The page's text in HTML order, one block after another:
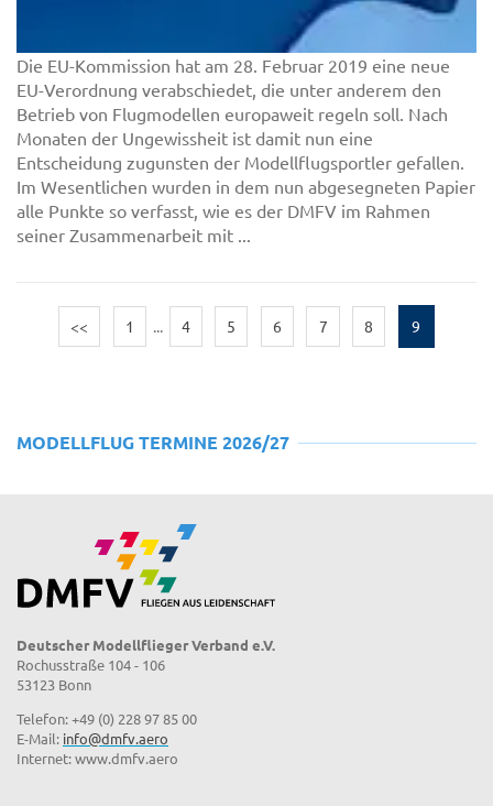
Die EU-Kommission hat am 28. Februar 2019 eine neue
EU-Verordnung verabschiedet, die unter anderem den
Betrieb von Flugmodellen europaweit regeln soll. Nach
Monaten der Ungewissheit ist damit nun eine
Entscheidung zugunsten der Modellflugsportler gefallen.
Im Wesentlichen wurden in dem nun abgesegneten Papier
alle Punkte so verfasst, wie es der DMFV im Rahmen
seiner Zusammenarbeit mit ...
<< 1 ... 4 5 6 7 8 9
MODELLFLUG TERMINE 2026/27
Deutscher Modellflieger Verband e.V.
Rochusstraße 104 - 106
53123 Bonn
Telefon: +49 (0) 228 97 85 00
E-Mail: info@dmfv.aero
Internet: www.dmfv.aero